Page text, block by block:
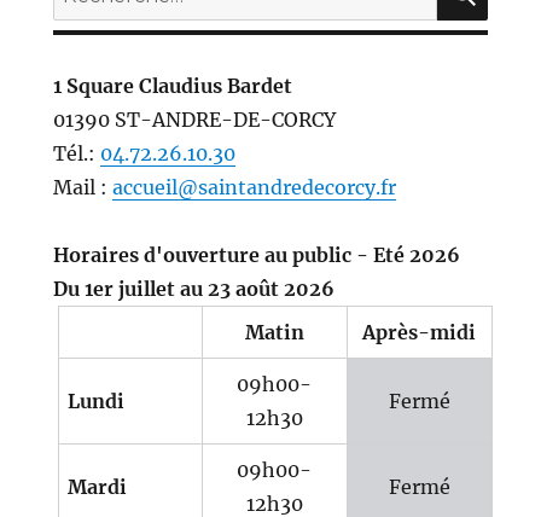
pour :
1 Square Claudius Bardet
01390 ST-ANDRE-DE-CORCY
Tél.: 04.72.26.10.30
Mail : accueil@saintandredecorcy.fr
Horaires d'ouverture au public - Eté 2026
Du 1er juillet au 23 août 2026
Matin
Après-midi
Lundi
09h00-
12h30
Fermé
Mardi
09h00-
12h30
Fermé